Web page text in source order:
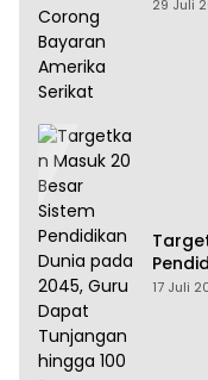
29 Juli
Dapat
17 Juli